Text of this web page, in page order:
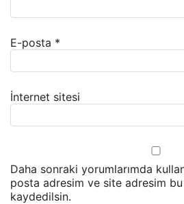
E-posta *
İnternet sitesi
Daha sonraki yorumlarımda
posta adresim ve site adresim bu
kaydedilsin.